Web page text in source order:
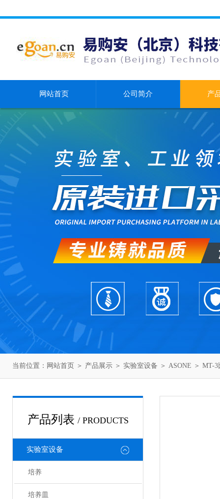
网站首页 公司简介 产
当前位置： 网站首页 ＞ 产品展示 ＞ 实验室设备 ＞ ASONE ＞ MT-
产品列表 / PRODUCTS
实验室设备
培养
培养皿